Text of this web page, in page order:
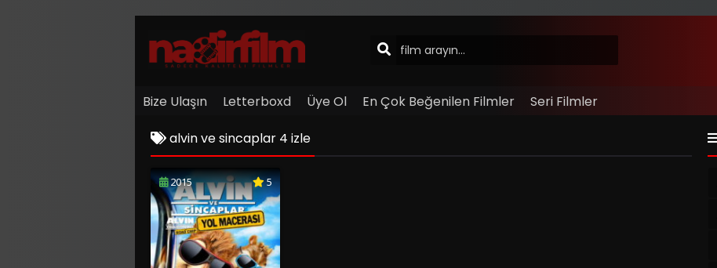
Bize Ulaşın Letterboxd Üye Ol En Çok Beğenilen Filmler Seri Filmler
alvin ve sincaplar 4 izle
2015 5